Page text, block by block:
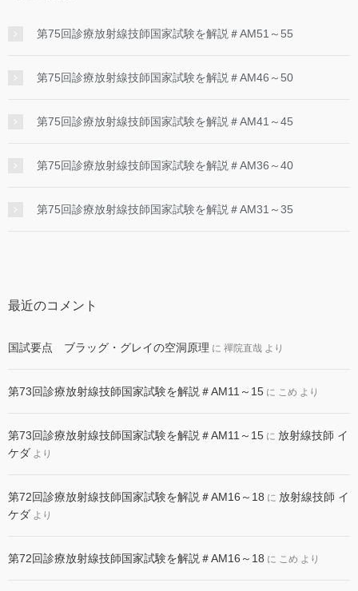
第75回診療放射線技師国家試験を解説＃AM51～55
第75回診療放射線技師国家試験を解説＃AM46～50
第75回診療放射線技師国家試験を解説＃AM41～45
第75回診療放射線技師国家試験を解説＃AM36～40
第75回診療放射線技師国家試験を解説＃AM31～35
最近のコメント
国試要点 ブラッグ・グレイの空洞原理 に 禪院直哉 より
第73回診療放射線技師国家試験を解説＃AM11～15 に こめ より
第73回診療放射線技師国家試験を解説＃AM11～15 に 放射線技師 イ
ケダ より
第72回診療放射線技師国家試験を解説＃AM16～18 に 放射線技師 イ
ケダ より
第72回診療放射線技師国家試験を解説＃AM16～18 に こめ より